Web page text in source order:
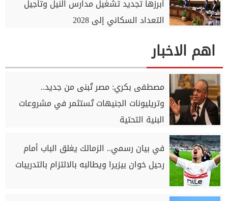
أبرزها تجديد تشغيل مدارس النيل وتأجيل
التعداد السكاني إلى 2028
اهم الاخبار
مصطفى بكري: مصر تُبنى من جديد..
وتريليونات الجنيهات تُستثمر في مشروعات
البنية التحتية
في بيان رسمي.. الزمالك يغلق الباب أمام
رحيل خوان بيزيرا ويطالبه بالالتزام بالتدريبات